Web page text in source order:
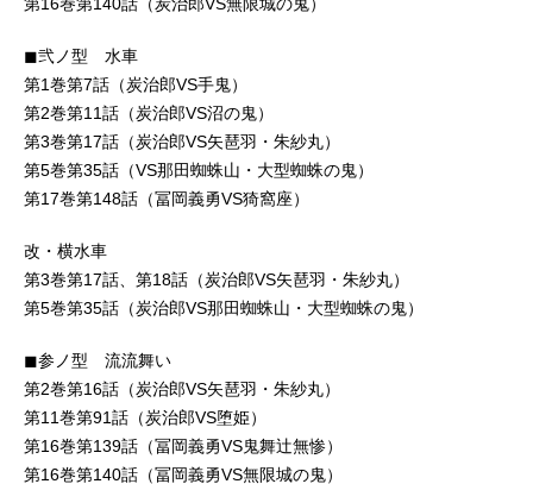
第16巻第140話（炭治郎VS無限城の鬼）
◼︎弐ノ型 水車
第1巻第7話（炭治郎VS手鬼）
第2巻第11話（炭治郎VS沼の鬼）
第3巻第17話（炭治郎VS矢琶羽・朱紗丸）
第5巻第35話（VS那田蜘蛛山・大型蜘蛛の鬼）
第17巻第148話（冨岡義勇VS猗窩座）
改・横水車
第3巻第17話、第18話（炭治郎VS矢琶羽・朱紗丸）
第5巻第35話（炭治郎VS那田蜘蛛山・大型蜘蛛の鬼）
◼︎参ノ型 流流舞い
第2巻第16話（炭治郎VS矢琶羽・朱紗丸）
第11巻第91話（炭治郎VS堕姫）
第16巻第139話（冨岡義勇VS鬼舞辻無惨）
第16巻第140話（冨岡義勇VS無限城の鬼）